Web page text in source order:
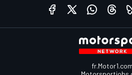
fr.Motor1.com